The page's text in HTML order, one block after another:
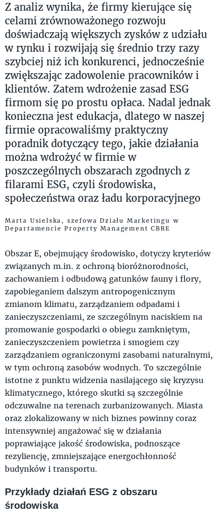
Z analiz wynika, że firmy kierujące się
celami zrównoważonego rozwoju
doświadczają większych zysków z udziału
w rynku i rozwijają się średnio trzy razy
szybciej niż ich konkurenci, jednocześnie
zwiększając zadowolenie pracowników i
klientów. Zatem wdrożenie zasad ESG
firmom się po prostu opłaca. Nadal jednak
konieczna jest edukacja, dlatego w naszej
firmie opracowaliśmy praktyczny
poradnik dotyczący tego, jakie działania
można wdrożyć w firmie w
poszczególnych obszarach zgodnych z
filarami ESG, czyli środowiska,
społeczeństwa oraz ładu korporacyjnego
Marta Usielska, szefowa Działu Marketingu w
Departamencie Property Management CBRE
Obszar E, obejmujący środowisko, dotyczy kryteriów
związanych m.in. z ochroną bioróżnorodności,
zachowaniem i odbudową gatunków fauny i flory,
zapobieganiem dalszym antropogenicznym
zmianom klimatu, zarządzaniem odpadami i
zanieczyszczeniami, ze szczególnym naciskiem na
promowanie gospodarki o obiegu zamkniętym,
zanieczyszczeniem powietrza i smogiem czy
zarządzaniem ograniczonymi zasobami naturalnymi,
w tym ochroną zasobów wodnych. To szczególnie
istotne z punktu widzenia nasilającego się kryzysu
klimatycznego, którego skutki są szczególnie
odczuwalne na terenach zurbanizowanych. Miasta
oraz zlokalizowany w nich biznes powinny coraz
intensywniej angażować się w działania
poprawiające jakość środowiska, podnoszące
rezyliencję, zmniejszające energochłonność
budynków i transportu.
Przykłady działań ESG z obszaru
środowiska